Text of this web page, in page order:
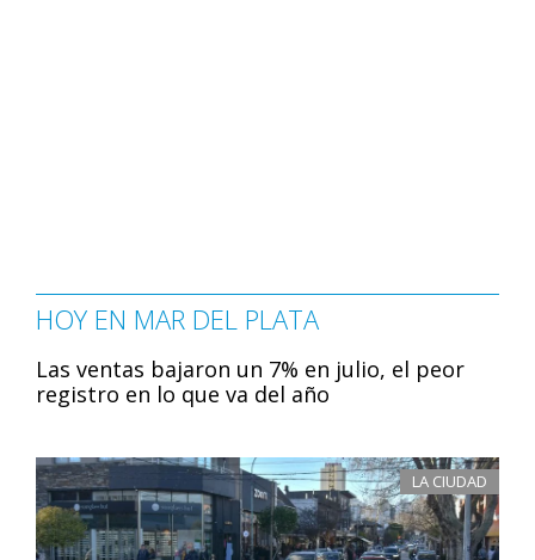
HOY EN MAR DEL PLATA
Las ventas bajaron un 7% en julio, el peor
registro en lo que va del año
LA CIUDAD